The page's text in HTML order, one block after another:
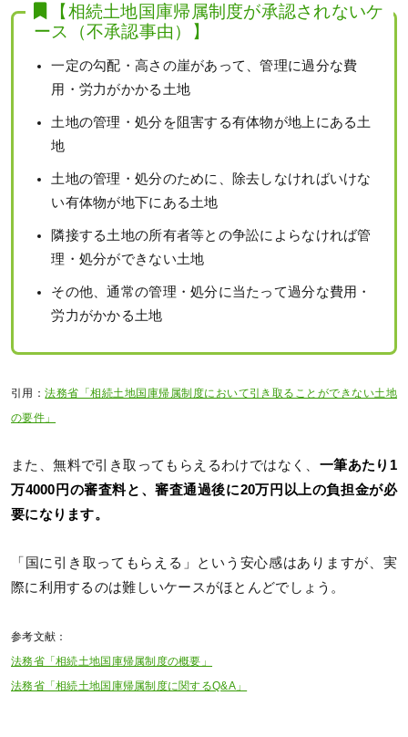
【相続土地国庫帰属制度が承認されないケ
ース（不承認事由）】
一定の勾配・高さの崖があって、管理に過分な費
用・労力がかかる土地
土地の管理・処分を阻害する有体物が地上にある土
地
土地の管理・処分のために、除去しなければいけな
い有体物が地下にある土地
隣接する土地の所有者等との争訟によらなければ管
理・処分ができない土地
その他、通常の管理・処分に当たって過分な費用・
労力がかかる土地
引用：法務省「相続土地国庫帰属制度において引き取ることができない土地
の要件」
また、無料で引き取ってもらえるわけではなく、 一筆あたり1
万4000円の審査料と、審査通過後に20万円以上の負担金が必
要になります。
「国に引き取ってもらえる」という安心感はありますが、実
際に利用するのは難しいケースがほとんどでしょう。
参考文献：
法務省「相続土地国庫帰属制度の概要」
法務省「相続土地国庫帰属制度に関するQ&A」